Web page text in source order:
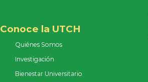
Conoce la UTCH
Quiénes Somos
Investigación
Bienestar Universitario